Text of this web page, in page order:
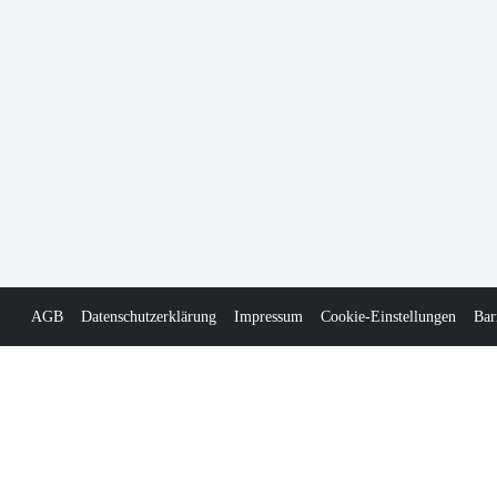
AGB Datenschutzerklärung Impressum Cookie-Einstellungen